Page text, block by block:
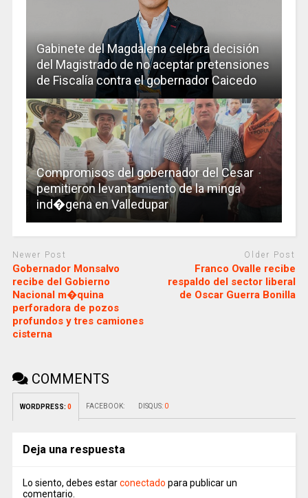
Gabinete del Magdalena celebra decisión
del Magistrado de no aceptar pretensiones
de Fiscalía contra el gobernador Caicedo
Compromisos del gobernador del Cesar
pemitieron levantamiento de la minga
ind�gena en Valledupar
Newer Post
Gobernador Monsalvo
recibe del Gobierno
Nacional m�quina
perforadora de pozos
profundos y tres camiones
cisterna
Older Post
Franco Ovalle recibe
respaldo del sector liberal
de Oscar Guerra Bonilla
COMMENTS
WORDPRESS: 0 FACEBOOK: DISQUS: 0
Deja una respuesta
Lo siento, debes estarconectado para publicar un
comentario.